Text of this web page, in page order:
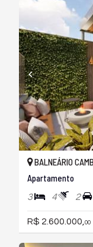
BALNEÁRIO
Apartamento
3 4 2
R$ 2.600.000, 00